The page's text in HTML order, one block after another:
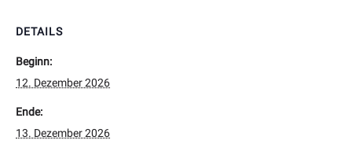
DETAILS
Beginn:
12. Dezember 2026
Ende:
13. Dezember 2026